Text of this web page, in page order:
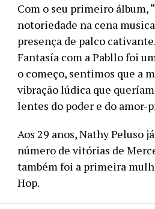
Com o seu primeiro álbum,
notoriedade na cena
presença de palco
Fantasía com a Pabllo foi
o começo, sentimos que a
vibração lúdica que
lentes do poder e do amor-
Aos 29 anos, Nathy Peluso
número de vitórias de
também foi a primeira
Hop.